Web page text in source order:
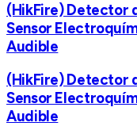
(HikFire) Detector
Sensor
Audible
(HikFire) Detector
Sensor
Audible